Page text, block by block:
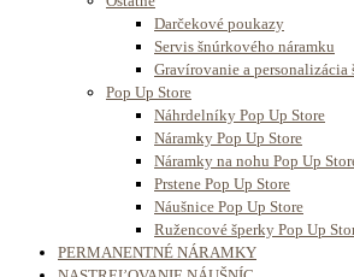
Darčekové poukazy
Servis šnúrkového náramku
Gravírovanie a personalizácia
Pop Up Store
Náhrdelníky Pop Up Store
Náramky Pop Up Store
Náramky na nohu Pop Up
Prstene Pop Up Store
Náušnice Pop Up Store
Ružencové šperky Pop Up
PERMANENTNÉ NÁRAMKY